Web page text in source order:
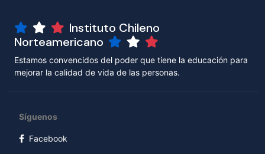
Instituto Chileno
Norteamericano
Estamos convencidos del poder que tiene la educación para
mejorar la calidad de vida de las personas.
Síguenos
Facebook